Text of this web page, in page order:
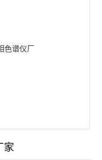
家